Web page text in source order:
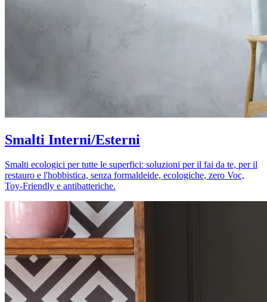
Smalti Interni/Esterni
Smalti ecologici per tutte le superfici: soluzioni per il fai da te, per il
restauro e l'hobbistica, senza formaldeide, ecologiche, zero Voc,
Toy-Friendly e antibatteriche.